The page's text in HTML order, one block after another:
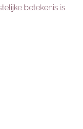
betekenis is